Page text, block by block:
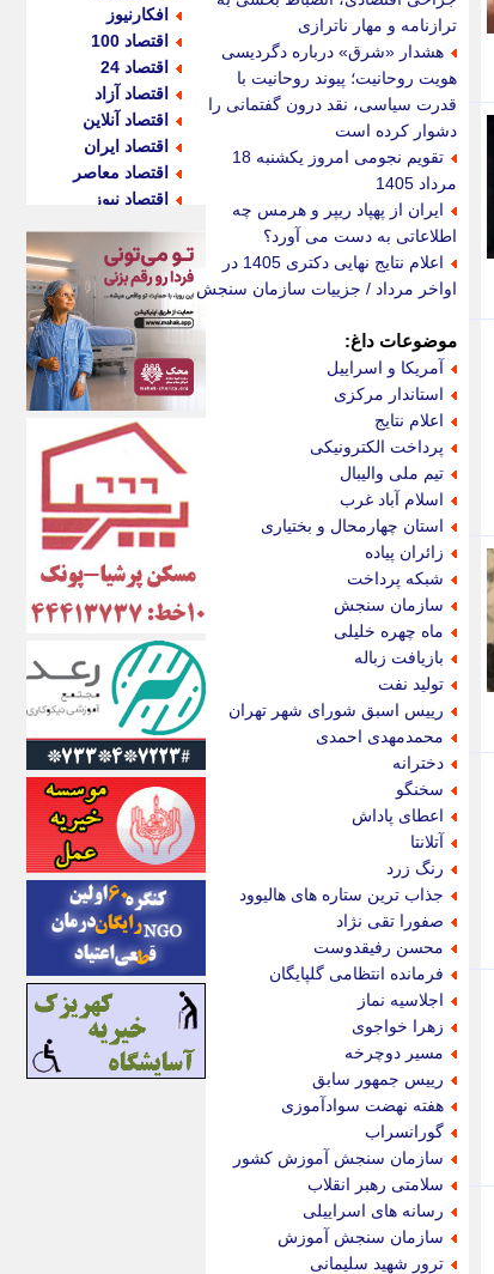
ترازنامه و مهار ناترازی
هشدار «شرق» درباره دگردیسی
هویت روحانیت؛ پیوند روحانیت با
قدرت سیاسی، نقد درون گفتمانی را
دشوار کرده است
تقویم نجومی امروز یکشنبه 18
مرداد 1405
ایران از پهپاد ریپر و هرمس چه
اطلاعاتی به دست می آورد؟
اعلام نتایج نهایی دکتری 1405 در
اواخر مرداد / جزییات سازمان سنجش
موضوعات داغ:
آمریکا و اسراییل
استاندار مرکزی
اعلام نتایج
پرداخت الکترونیکی
تیم ملی والیبال
اسلام آباد غرب
استان چهارمحال و بختیاری
زائران پیاده
شبکه پرداخت
سازمان سنجش
ماه چهره خلیلی
بازیافت زباله
تولید نفت
رییس اسبق شورای شهر تهران
محمدمهدی احمدی
دخترانه
سخنگو
اعطای پاداش
آتلانتا
رنگ زرد
جذاب ترین ستاره های هالیوود
صفورا تقی نژاد
محسن رفیقدوست
فرمانده انتظامی گلپایگان
اجلاسیه نماز
زهرا خواجوی
مسیر دوچرخه
رییس جمهور سابق
هفته نهضت سوادآموزی
گورانسراب
سازمان سنجش آموزش کشور
سلامتی رهبر انقلاب
رسانه های اسراییلی
سازمان سنجش آموزش
ترور شهید سلیمانی
افکارنیوز
اقتصاد 100
اقتصاد 24
اقتصاد آزاد
اقتصاد آنلاین
اقتصاد ایران
اقتصاد معاصر
اقتصاد نیوز
اکوفارس
اکونگار
اکونیوز
الف
انتشار آنلاین
اندیشه قرن
اندیشه معاصر
اندیشه ها
انرژی پرس
ای استخدام
ایتنا
ایراف
ایران آرت
ایران آنلاین
ایران زندگی
ایران فوری
ایرانی روز
ایرانیتال
ایرنا
ایسکانیوز
ایسنا
ایکنا
ایلنا
اینتیتر
ایونا نیوز
بازتاب آنلاین
باشگاه خبرنگاران
باغستان نیوز
بامبوک
ببین و بخون
بدینسان
بنکر